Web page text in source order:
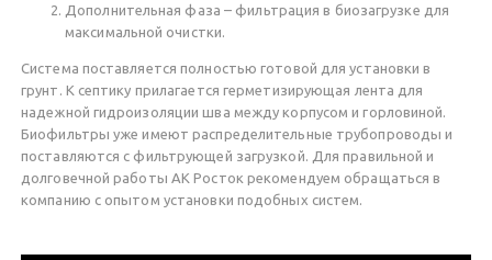
Дополнительная фаза – фильтрация в биозагрузке для
максимальной очистки.
Система поставляется полностью готовой для установки в
грунт. К септику прилагается герметизирующая лента для
надежной гидроизоляции шва между корпусом и горловиной.
Биофильтры уже имеют распределительные трубопроводы и
поставляются с фильтрующей загрузкой. Для правильной и
долговечной работы АК Росток рекомендуем обращаться в
компанию с опытом установки подобных систем.